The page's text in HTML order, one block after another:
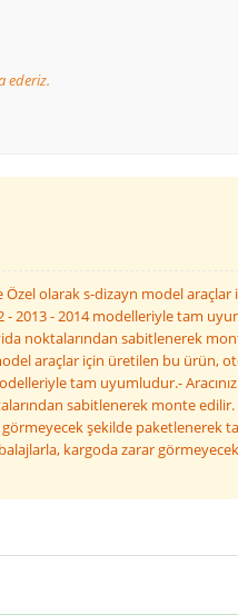
ederiz.
Özel olarak s-dizayn model
- 2014 modelleriyle tam
noktalarından sabitlenerek
model araçlar için üretilen bu
tam uyumludur.-
sabitlenerek monte edilir.
şekilde paketlenerek
kargoda zarar